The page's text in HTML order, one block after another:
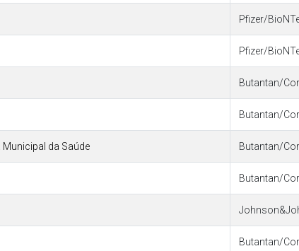
Pfizer/
Pfizer/
Butantan/
Butantan/
Municipal da Saúde Butantan/
Butantan/
Butantan/